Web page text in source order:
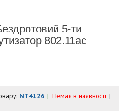
5-ти
802.11ac
NT4126
Немає в наявності